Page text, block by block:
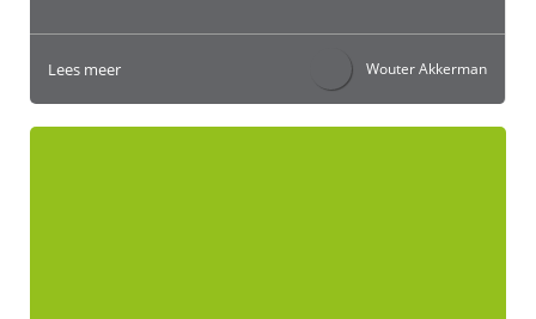
Lees meer Wouter Akkerman